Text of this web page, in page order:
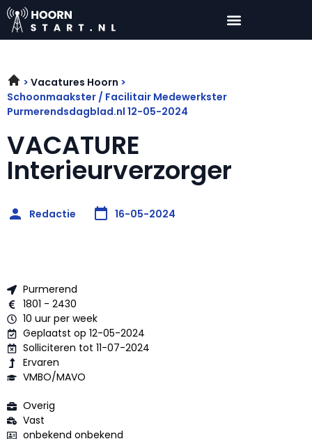
Vacatures Hoorn
Schoonmaakster / Facilitair Medewerkster
Purmerendsdagblad.nl 12-05-2024
VACATURE
Interieurverzorger
Redactie 16-05-2024
Purmerend
1801 - 2430
10 uur per week
Geplaatst op 12-05-2024
Solliciteren tot 11-07-2024
Ervaren
VMBO/MAVO
Overig
Vast
onbekend onbekend